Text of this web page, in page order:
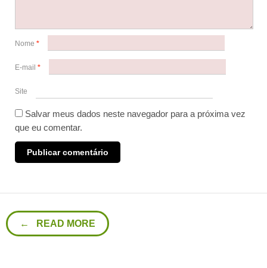
Nome *
E-mail *
Site
Salvar meus dados neste navegador para a próxima vez
que eu comentar.
← READ MORE